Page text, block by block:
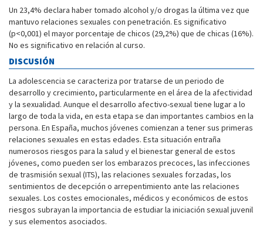
Un 23,4% declara haber tomado alcohol y/o drogas la última vez que
mantuvo relaciones sexuales con penetración. Es significativo
(p<0,001) el mayor porcentaje de chicos (29,2%) que de chicas (16%).
No es significativo en relación al curso.
DISCUSIÓN
La adolescencia se caracteriza por tratarse de un periodo de
desarrollo y crecimiento, particularmente en el área de la afectividad
y la sexualidad. Aunque el desarrollo afectivo-sexual tiene lugar a lo
largo de toda la vida, en esta etapa se dan importantes cambios en la
persona. En España, muchos jóvenes comienzan a tener sus primeras
relaciones sexuales en estas edades. Esta situación entraña
numerosos riesgos para la salud y el bienestar general de estos
jóvenes, como pueden ser los embarazos precoces, las infecciones
de trasmisión sexual (ITS), las relaciones sexuales forzadas, los
sentimientos de decepción o arrepentimiento ante las relaciones
sexuales. Los costes emocionales, médicos y económicos de estos
riesgos subrayan la importancia de estudiar la iniciación sexual juvenil
y sus elementos asociados.